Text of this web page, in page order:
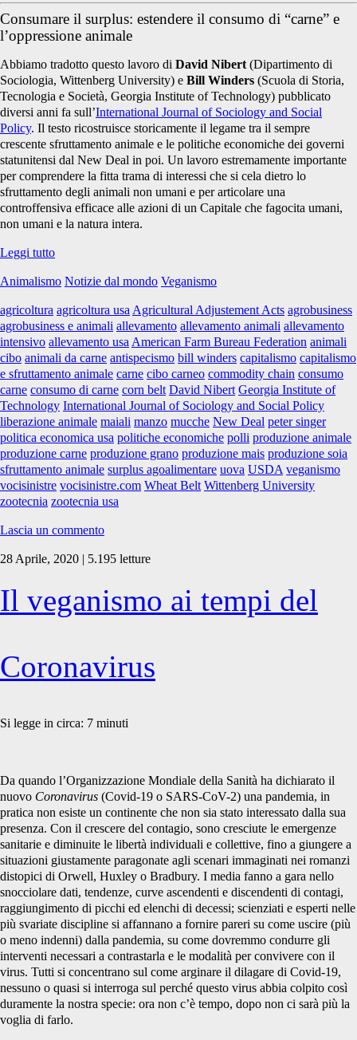
Consumare il surplus: estendere il consumo di “carne” e
l’oppressione animale
Abbiamo tradotto questo lavoro di David Nibert (Dipartimento di
Sociologia, Wittenberg University) e Bill Winders (Scuola di Storia,
Tecnologia e Società, Georgia Institute of Technology) pubblicato
diversi anni fa sull’International Journal of Sociology and Social
Policy. Il testo ricostruisce storicamente il legame tra il sempre
crescente sfruttamento animale e le politiche economiche dei governi
statunitensi dal New Deal in poi. Un lavoro estremamente importante
per comprendere la fitta trama di interessi che si cela dietro lo
sfruttamento degli animali non umani e per articolare una
controffensiva efficace alle azioni di un Capitale che fagocita umani,
non umani e la natura intera.
Leggi tuttoConsumare
surplus:
il
consumo
di
“carne”
e
l’oppressione
animale
Animalismo Notizie dal mondo Veganismo
agricoltura agricoltura usa Agricultural Adjustement Acts agrobusiness
agrobusiness e animali allevamento allevamento animali allevamento
intensivo allevamento usa American Farm Bureau Federation animali
cibo animali da carne antispecismo bill winders capitalismo capitalismo
e sfruttamento animale carne cibo carneo commodity chain consumo
carne consumo di carne corn belt David Nibert Georgia Institute of
Technology International Journal of Sociology and Social Policy
liberazione animale maiali manzo mucche New Deal peter singer
politica economica usa politiche economiche polli produzione animale
produzione carne produzione grano produzione mais produzione soia
sfruttamento animale surplus agoalimentare uova USDA veganismo
vocisinistre vocisinistre.com Wheat Belt Wittenberg University
zootecnia zootecnia usa
Lascia un commento
28 Aprile, 2020 | 5.195 letture
Il veganismo ai tempi del
Coronavirus
Si legge in circa: 7 minuti
Da quando l’Organizzazione Mondiale della Sanità ha dichiarato il
nuovo Coronavirus (Covid-19 o SARS-CoV-2) una pandemia, in
pratica non esiste un continente che non sia stato interessato dalla sua
presenza. Con il crescere del contagio, sono cresciute le emergenze
sanitarie e diminuite le libertà individuali e collettive, fino a giungere a
situazioni giustamente paragonate agli scenari immaginati nei romanzi
distopici di Orwell, Huxley o Bradbury. I media fanno a gara nello
snocciolare dati, tendenze, curve ascendenti e discendenti di contagi,
raggiungimento di picchi ed elenchi di decessi; scienziati e esperti nelle
più svariate discipline si affannano a fornire pareri su come uscire (più
o meno indenni) dalla pandemia, su come dovremmo condurre gli
interventi necessari a contrastarla e le modalità per convivere con il
virus. Tutti si concentrano sul come arginare il dilagare di Covid-19,
nessuno o quasi si interroga sul perché questo virus abbia colpito così
duramente la nostra specie: ora non c’è tempo, dopo non ci sarà più la
voglia di farlo.